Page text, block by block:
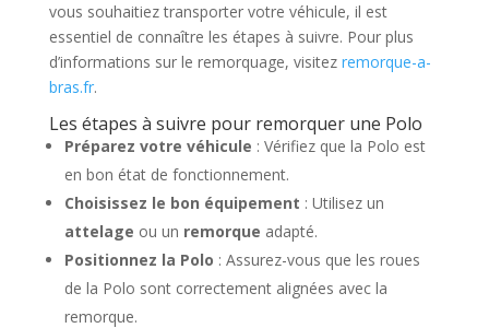
vous souhaitiez transporter votre véhicule, il est
essentiel de connaître les étapes à suivre. Pour plus
d’informations sur le remorquage, visitez remorque-a-
bras.fr.
Les étapes à suivre pour remorquer une Polo
Préparez votre véhicule : Vérifiez que la Polo est
en bon état de fonctionnement.
Choisissez le bon équipement : Utilisez un
attelage ou un remorque adapté.
Positionnez la Polo : Assurez-vous que les roues
de la Polo sont correctement alignées avec la
remorque.